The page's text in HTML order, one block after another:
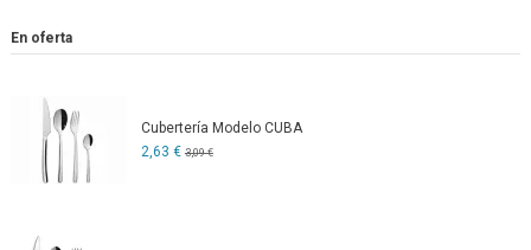
En oferta
Cubertería Modelo CUBA
2,63 € 3,09 €